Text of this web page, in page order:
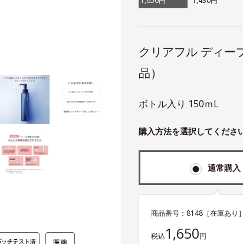
クリアフル ディー
品）
ボトル入り 150ｍL
購入方法を選択してください
通常購入
商品番号： 8148 ［在庫あり］
税込1,650円